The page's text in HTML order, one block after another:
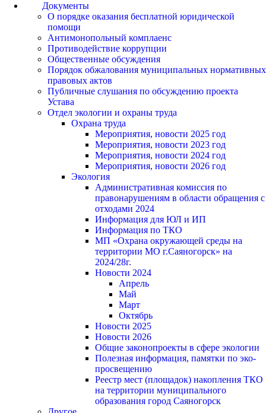
Документы
О порядке оказания бесплатной юридической
помощи
Антимонопольный комплаенс
Противодействие коррупции
Общественные обсуждения
Порядок обжалования муниципальных нормативных
правовых актов
Публичные слушания по обсуждению проекта
Устава
Отдел экологии и охраны труда
Охрана труда
Мероприятия, новости 2025 год
Мероприятия, новости 2023 год
Мероприятия, новости 2024 год
Мероприятия, новости 2026 год
Экология
Административная комиссия по
правонарушениям в области обращения с
отходами 2024
Информация для ЮЛ и ИП
Информация по ТКО
МП «Охрана окружающей среды на
территории МО г.Саяногорск» на
2024/28г.
Новости 2024
Апрель
Май
Март
Октябрь
Новости 2025
Новости 2026
Общие законопроекты в сфере экологии
Полезная информация, памятки по эко-
просвещению
Реестр мест (площадок) накопления ТКО
на территории муниципального
образования город Саяногорск